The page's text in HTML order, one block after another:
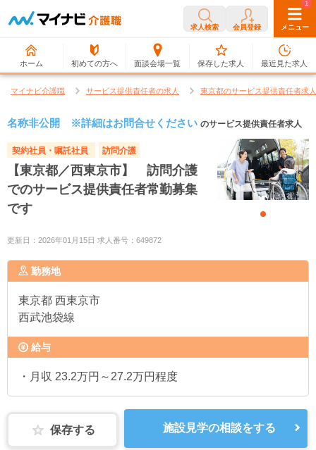
求人検索 会員登録 メニュー
ホーム 初めての方へ 面談会場一覧
0
保存した求人
1
最近見た求人
マイナビ介護職 サービス提供責任者の求人 東京都のサービス提供責任者求人
名称非公開 ※詳細はお問合せください のサービス提供責任者求人
契約社員・嘱託社員 訪問介護
【東京都／西東京市】 訪問介護
でのサービス提供責任者常勤募集
です
更新日：2026年01月15日 求人番号：649872
勤務地
東京都 西東京市
西武池袋線
給与
・月収 23.2万円～27.2万円程度
保存する 施設見学の相談をする